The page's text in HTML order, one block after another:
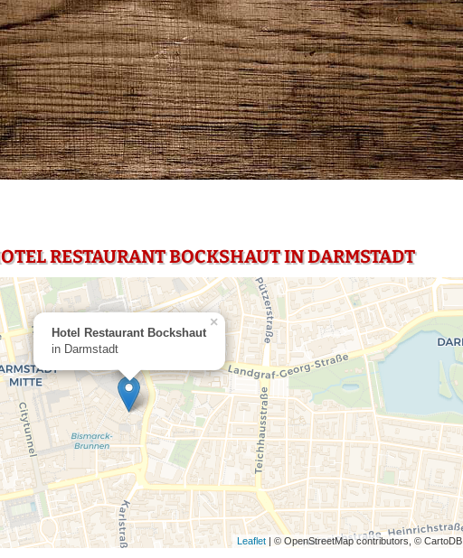
RESTAURANT BOCKSHAUT IN DARMSTADT
Hotel Restaurant Bockshaut
in Darmstadt
×
Leaflet | © OpenStreetMap contributors, © CartoDB